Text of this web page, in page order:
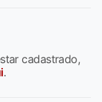
cadastrado,
.